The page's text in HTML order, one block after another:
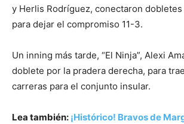
y Herlis Rodríguez, conectaron
para dejar el compromiso 11-3.
Un inning más tarde, “El Ninja”, Alexi
doblete por la pradera derecha, para
carreras para el conjunto insular.
Lea también: ¡Histórico! Bravos de